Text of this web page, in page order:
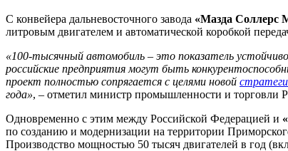
С конвейера дальневосточного завода «Мазда Соллерс
литровым двигателем и автоматической коробкой
«100-тысячный автомобиль – это показатель
российские предприятия могут быть
проект полностью сопрягается с целями новой
года», – отметил министр промышленности и торговли
Одновременно с этим между Российской Федерацией и
по созданию и модернизации на территории
Производство мощностью 50 тысяч двигателей в год